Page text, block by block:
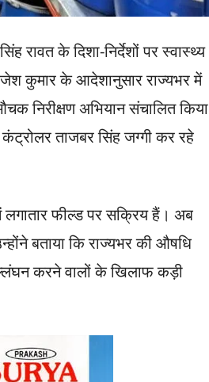
रावत के दिशा-निर्देशों पर स्वास्थ्य
कुमार के आदेशानुसार राज्यभर में
निरीक्षण अभियान संचालित किया
ताजबर सिंह जग्गी कर रहे
लगातार फील्ड पर सक्रिय हैं। अब
बताया कि राज्यभर की औषधि
करने वालों के खिलाफ कड़ी